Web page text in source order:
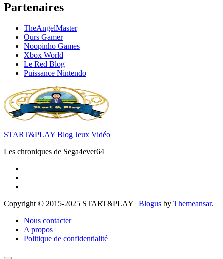
Partenaires
TheAngelMaster
Ours Gamer
Noopinho Games
Xbox World
Le Red Blog
Puissance Nintendo
START&PLAY Blog Jeux Vidéo
Les chroniques de Sega4ever64
Copyright © 2015-2025 START&PLAY | Blogus by Themeansar.
Nous contacter
A propos
Politique de confidentialité